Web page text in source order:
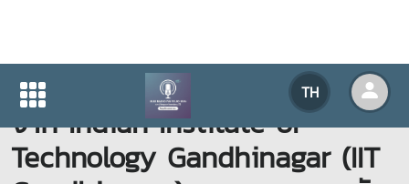
TH
มหาวิทยาลัยแม่โจ้ต้อนรับผู้แทน
จาก Indian Institute of
Technology Gandhinagar (IIT